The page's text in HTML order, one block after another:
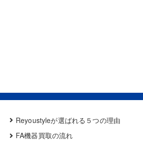
Reyoustyleが選ばれる５つの理由
FA機器買取の流れ